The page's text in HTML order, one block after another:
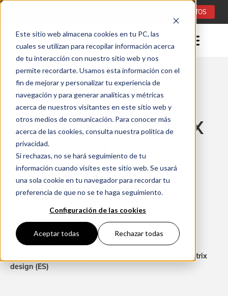
Este sitio web almacena cookies en tu PC, las
cuales se utilizan para recopilar información acerca
de tu interacción con nuestro sitio web y nos
permite recordarte. Usamos esta información con el
fin de mejorar y personalizar tu experiencia de
navegación y para generar analíticas y métricas
acerca de nuestros visitantes en este sitio web y
otros medios de comunicación. Para conocer más
acerca de las cookies, consulta nuestra política de
privacidad.
Si rechazas, no se hará seguimiento de tu
información cuando visites este sitio web. Se usará
una sola cookie en tu navegador para recordar tu
preferencia de que no se te haga seguimiento.
Configuración de las cookies
Aceptar todas Rechazar todas
CONSULTA DE PROYECTOS
Tiempo de leer: 1 minuta
07/12/2021
INTERIORS LIKE A BOX
OF CHOCOLATES
INTERVIEW WITH
GEOMETRIX DESIGN
(ES)
Home Para profesionales
Interiors like a box of chocolates interview with geometrix
design (ES)